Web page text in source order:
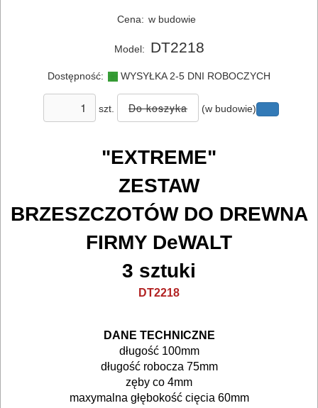
ELEKTRONARZĘDZI
Zestawy
osprzętowe
BETONU
Cena: w budowie
Model: DT2218
Dostępność: WYSYŁKA 2-5 DNI ROBOCZYCH
szt. (w budowie)
"EXTREME"
ZESTAW
BRZESZCZOTÓW DO DREWNA
FIRMY DeWALT
3 sztuki
DT2218
DANE TECHNICZNE
długość 100mm
długość robocza 75mm
zęby co 4mm
maxymalna głębokość cięcia 60mm